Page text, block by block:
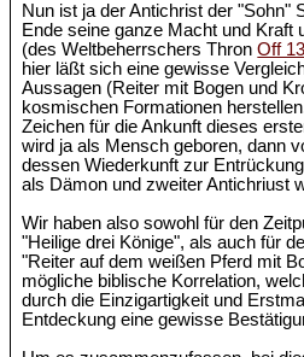
Nun ist ja der Antichrist der "Sohn"
Ende seine ganze Macht und Kraft
(des Weltbeherrschers ThronOff
hier läßt sich eine gewisse
Aussagen (Reiter mit Bogen und
kosmischen Formationen
Zeichen für die Ankunft dieses
wird ja als Mensch geboren, dann
dessen Wiederkunft zur
als Dämon und zweiter Antichriust
Wir haben also sowohl für den
"Heilige drei Könige", als auch für
"Reiter auf dem weißen Pferd mit
mögliche biblische Korrelation,
durch die Einzigartigkeit und
Entdeckung eine gewisse